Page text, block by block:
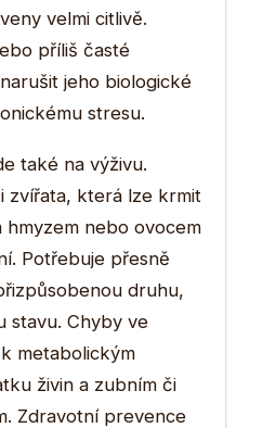
velmi citlivě.
příliš časté
jeho biologické
stresu.
také na výživu.
zvířata, která lze krmit
hmyzem nebo ovocem
Potřebuje přesně
druhu,
stavu. Chyby ve
metabolickým
živin a zubním či
Zdravotní prevence